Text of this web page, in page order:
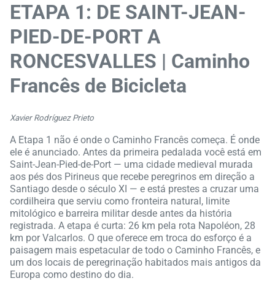
ETAPA 1: DE SAINT-JEAN-
PIED-DE-PORT A
RONCESVALLES | Caminho
Francês de Bicicleta
Xavier Rodríguez Prieto
A Etapa 1 não é onde o Caminho Francês começa. É onde
ele é anunciado. Antes da primeira pedalada você está em
Saint-Jean-Pied-de-Port — uma cidade medieval murada
aos pés dos Pirineus que recebe peregrinos em direção a
Santiago desde o século XI — e está prestes a cruzar uma
cordilheira que serviu como fronteira natural, limite
mitológico e barreira militar desde antes da história
registrada. A etapa é curta: 26 km pela rota Napoléon, 28
km por Valcarlos. O que oferece em troca do esforço é a
paisagem mais espetacular de todo o Caminho Francês, e
um dos locais de peregrinação habitados mais antigos da
Europa como destino do dia.